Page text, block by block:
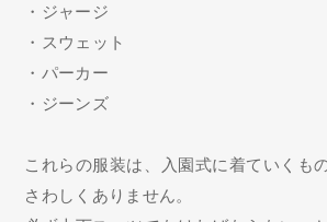
・ジャージ
・スウェット
・パーカー
・ジーンズ
これらの服装は、入園式に着ていくも
さわしくありません。